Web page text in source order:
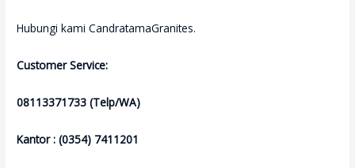
Hubungi kami CandratamaGranites.
Customer Service:
08113371733 (Telp/WA)
Kantor : (0354) 7411201